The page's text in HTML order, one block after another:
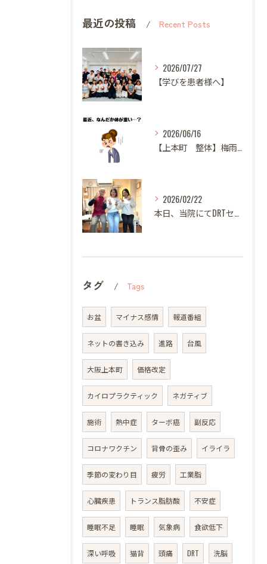
最近の投稿 Recent Posts
2026/07/27
【学びを患者様へ】
2026/06/16
【上本町 整体】梅雨になると体調が悪くなる方へ
2026/02/22
本日、当院にてDRTセミナーを開催いたしました。
タグ Tags
お盆 マイナス感情 報道番組
ネットの書き込み 進路 台風
大阪上本町 価格改定
カイロプラクティック ネガティブ
施術 熱中症 ターボ癌 副反応
コロナワクチン 背骨の歪み イライラ
季節の変わり目 疲労 工業脂
心臓疾患 トランス脂肪酸 不安症
睡眠不足 睡眠 気象病 食欲低下
深い呼吸 猫背 頭痛 DRT 洗脳